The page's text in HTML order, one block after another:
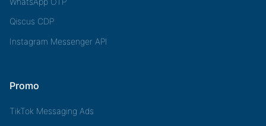
Qiscus CDP
Instagram Messenger API
Promo
TikTok Messaging Ads